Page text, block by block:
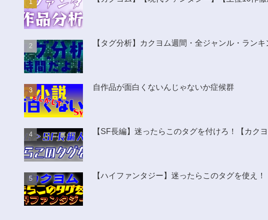
【タグ分析】カクヨム週間・全ジャンル・ラン
自作品が面白くないんじゃないか症候群
【SF長編】迷ったらこのタグを付けろ！【カクヨ
【ハイファンタジー】迷ったらこのタグを使え！